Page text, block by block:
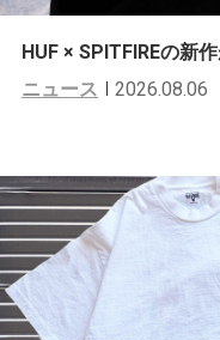
HUF × SPITFIREの新
ニュース
2026.08.06